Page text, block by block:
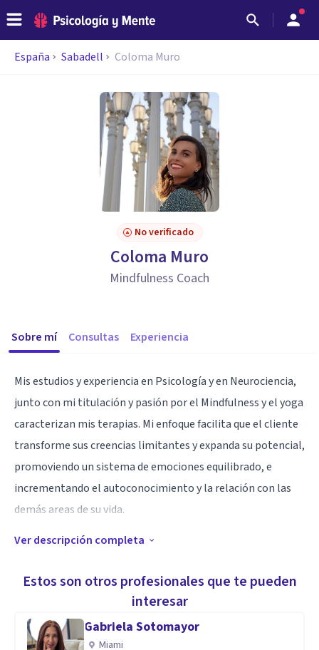
España Sabadell Coloma Muro
No verificado
Coloma Muro
Mindfulness Coach
Sobre mí Consultas Experiencia
Mis estudios y experiencia en Psicología y en Neurociencia,
junto con mi titulación y pasión por el Mindfulness y el yoga
caracterizan mis terapias. Mi enfoque facilita que el cliente
transforme sus creencias limitantes y expanda su potencial,
promoviendo un sistema de emociones equilibrado, e
incrementando el autoconocimiento y la relación con las
demás areas de su vida.
Especialidad
relaciones saludables, encontrar tu propósito en la vida,
eficaz, amar, valorar y aprender a respetarte a ti mism@ soy
Ver descripción completa
Estos son otros profesionales que te pueden
interesar
Gabriela Sotomayor
Miami